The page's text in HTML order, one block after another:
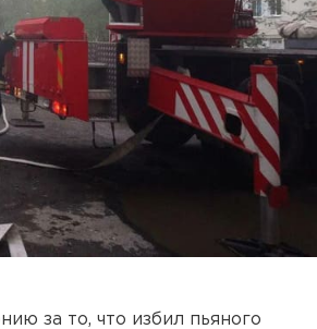
за то, что избил пьяного